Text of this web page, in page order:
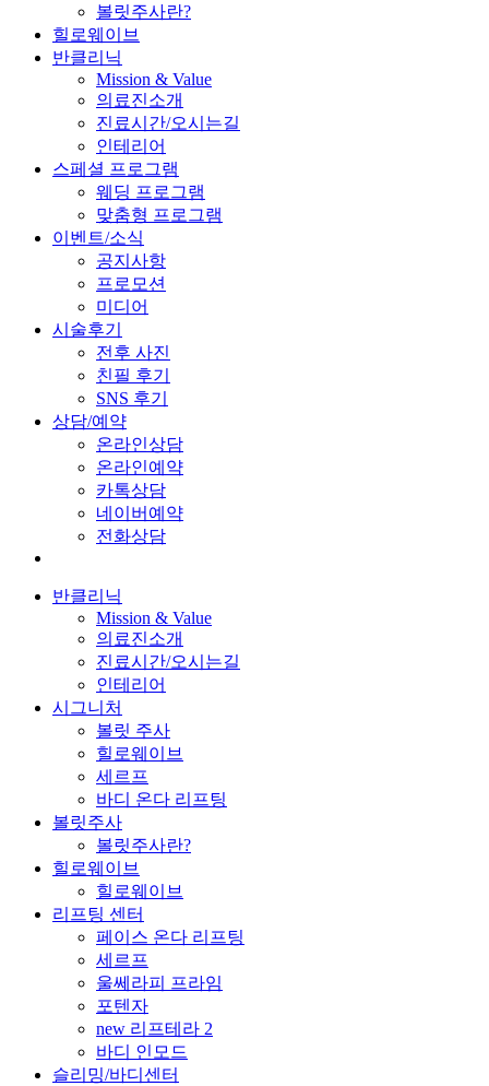
볼릿주사란?
힐로웨이브
반클리닉
Mission & Value
의료진소개
진료시간/오시는길
인테리어
스페셜 프로그램
웨딩 프로그램
맞춤형 프로그램
이벤트/소식
공지사항
프로모션
미디어
시술후기
전후 사진
친필 후기
SNS 후기
상담/예약
온라인상담
온라인예약
카톡상담
네이버예약
전화상담
반클리닉
Mission & Value
의료진소개
진료시간/오시는길
인테리어
시그니처
볼릿 주사
힐로웨이브
세르프
바디 온다 리프팅
볼릿주사
볼릿주사란?
힐로웨이브
힐로웨이브
리프팅 센터
페이스 온다 리프팅
세르프
울쎄라피 프라임
포텐자
new 리프테라 2
바디 인모드
슬리밍/바디센터